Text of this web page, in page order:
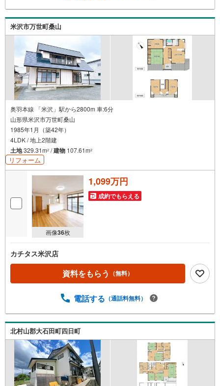
米沢市万世町桑山
奥羽本線 「米沢」駅から2800m 車:6分
山形県米沢市万世町桑山
1985年1月（築42年）
4LDK / 地上2階建
土地329.31m2 /建物 107.61m2
リフォーム
画像36枚
1,099万円
成約でもらえる
カチタス米沢店
資料をもらう （無料）
電話する （通話料無料）
北村山郡大石田町四日町